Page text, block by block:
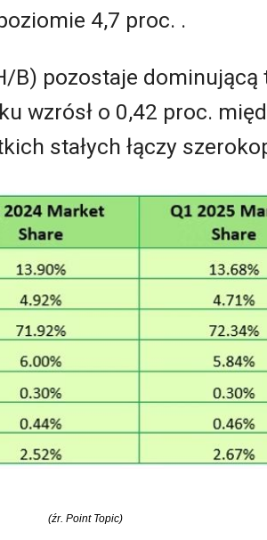
4,7 proc. .
B) pozostaje dominującą
wzrósł o 0,42 proc.
stałych łączy
(źr. Point Topic)